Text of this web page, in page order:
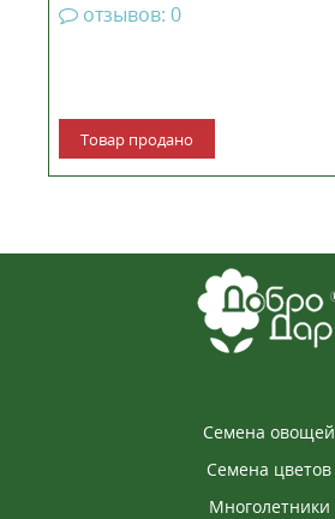
отзывов: 0
Товар продано
Семена овощей
Семена цветов
Многолетники